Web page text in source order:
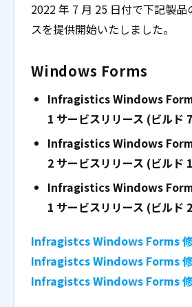
2022 年 7 月 25 日付で下記製品
スを提供開始いたしました。
Windows Forms
Infragistics Windows
1 サービスリリース (ビルド
Infragistics Windows
2 サービスリリース (ビルド
Infragistics Windows
1 サービスリリース (ビルド
Infragistcs Windows Forms
Infragistcs Windows Forms
Infragistcs Windows Forms